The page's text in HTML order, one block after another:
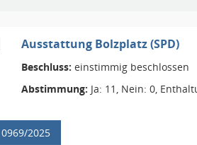
Ausstattung Bolzplatz (SPD)
Beschluss: einstimmig beschlossen
Abstimmung: Ja: 11, Nein: 0,
0969/2025